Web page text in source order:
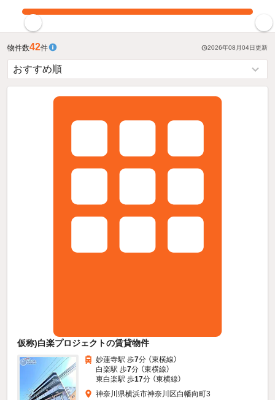
物件数42件 2026年08月04日更新
仮称)白楽プロジェクトの賃貸物件
妙蓮寺駅 歩7分 （東横線）
白楽駅 歩7分 （東横線）
東白楽駅 歩17分 （東横線）
神奈川県横浜市神奈川区白幡向町3